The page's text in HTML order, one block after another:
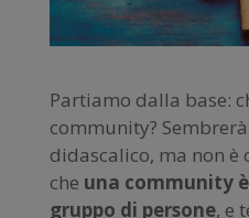
Partiamo dalla base:
community?
didascalico, ma non è
che una community
gruppo di persone, e